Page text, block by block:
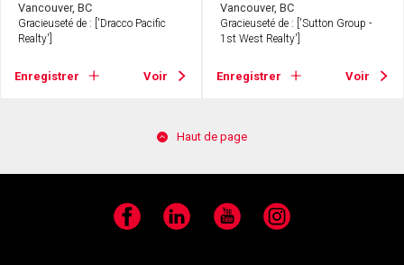
Vancouver, BC
Gracieuseté de : ['Dracco Pacific
Realty']
Enregistrer Voir
Vancouver, BC
Gracieuseté de : ['Sutton Group -
1st West Realty']
Enregistrer Voir
Haut de page
Facebook LinkedIn YouTube Instagram